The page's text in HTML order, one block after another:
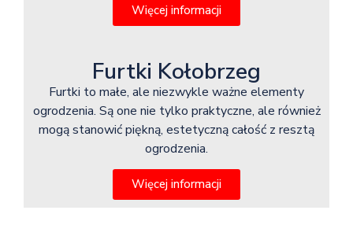
Więcej informacji
Furtki Kołobrzeg
Furtki to małe, ale niezwykle ważne elementy
ogrodzenia. Są one nie tylko praktyczne, ale również
mogą stanowić piękną, estetyczną całość z resztą
ogrodzenia.
Więcej informacji